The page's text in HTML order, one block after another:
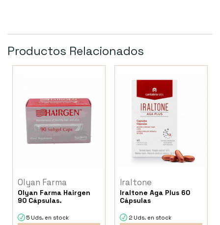
Productos Relacionados
Olyan Farma
Olyan Farma Hairgen
90 Cápsulas.
5 Uds. en stock
Iraltone
Iraltone Aga Plus 60
Cápsulas
2 Uds. en stock